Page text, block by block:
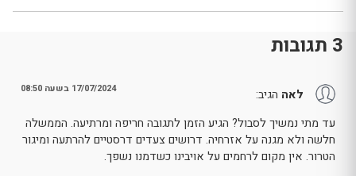
3 תגובות
לאה הגיב: 17/07/2024 בשעה 08:50
עד מתי נמשיך לסבול? הגיע הזמן לתגובה חריפה ומרתיעה. הממשלה
חלשה ולא מגנה על אזרחיה. דרושים צעדים דרסטיים להרתעה ומיגור
הטרור. אין מקום לרחמים על אויבינו כשדמנו נשפך.